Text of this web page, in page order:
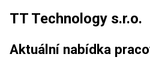
TT Technology s.r.o.
Aktuální nabídka